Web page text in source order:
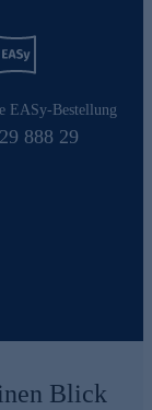
EASy-Bestellung
888 29
Blick